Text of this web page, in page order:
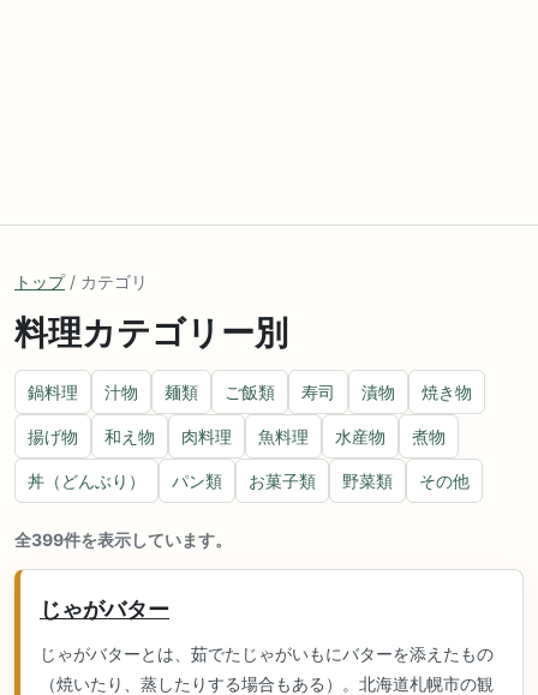
トップ/ カテゴリ
料理カテゴリー別
鍋料理 汁物 麺類 ご飯類 寿司 漬物 焼き物
揚げ物 和え物 肉料理 魚料理 水産物 煮物
丼（どんぶり） パン類 お菓子類 野菜類 その他
全399件を表示しています。
じゃがバター
じゃがバターとは、茹でたじゃがいもにバターを添えたもの
（焼いたり、蒸したりする場合もある）。北海道札幌市の観